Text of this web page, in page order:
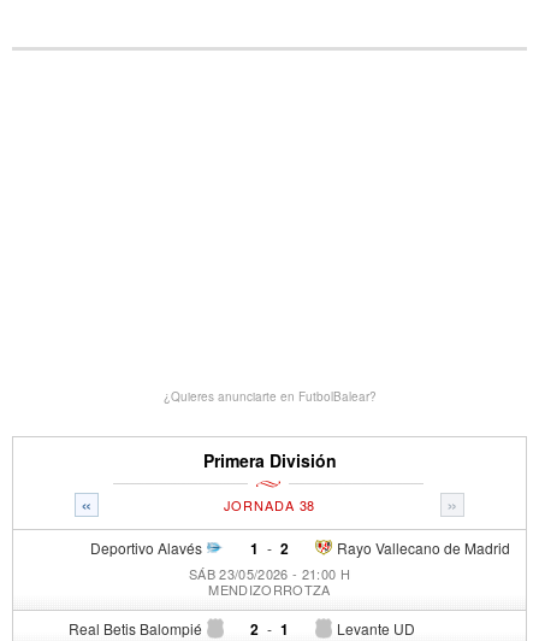
¿Quieres anunciarte en FutbolBalear?
Primera División
« »
JORNADA 38
Deportivo Alavés 1 - Rayo Vallecano de Madrid
2
SÁB 23/05/2026 - 21:00 H
MENDIZORROTZA
Real Betis Balompié 2 - Levante UD
1